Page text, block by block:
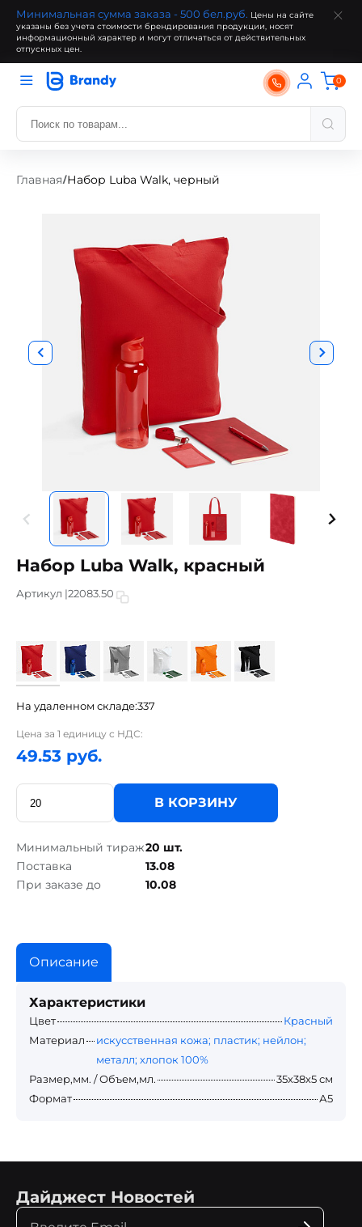
Минимальная сумма заказа - 500 бел.руб. Цены на сайте
указаны без учета стоимости брендирования продукции, носят
информационный характер и могут отличаться от действительных
отпускных цен.
0
Главная/Набор Luba Walk, черный
Набор Luba Walk, красный
Артикул |22083.50
На удаленном складе:337
Цена за 1 единицу с НДС:
49.53 руб.
В КОРЗИНУ
Минимальный тираж20 шт.
Поставка
13.08
При заказе до
10.08
Описание
Характеристики
Цвет
Красный
Материал
искусственная кожа; пластик; нейлон;
металл; хлопок 100%
Размер,мм. / Объем,мл.
35х38х5 см
Формат
А5
Дайджест Новостей